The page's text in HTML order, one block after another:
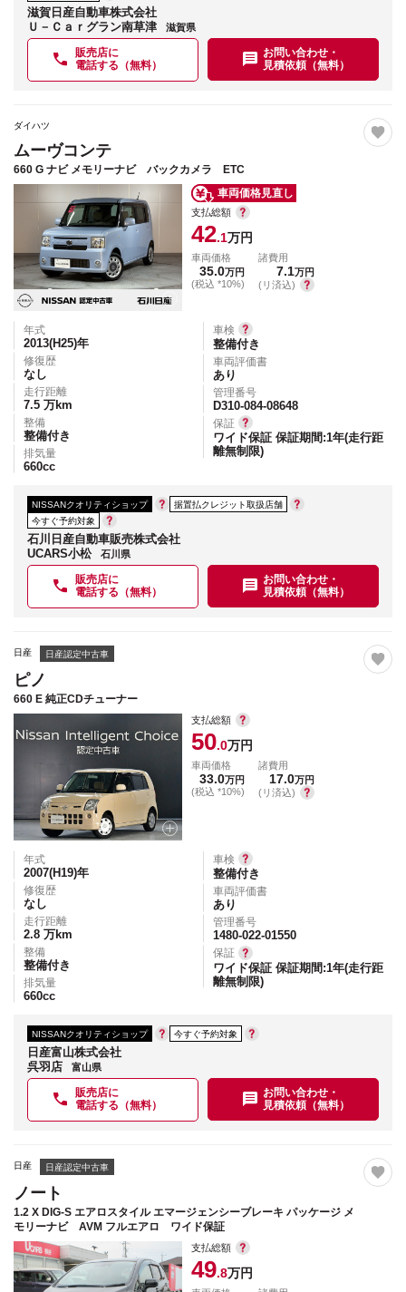
滋賀日産自動車株式会社
Ｕ－Ｃａｒグラン南草津
滋賀県
販売店に
電話する（無料）
お問い合わせ・
見積依頼（無料）
ダイハツ
ムーヴコンテ
660 G ナビ メモリーナビ バックカメラ ETC
車両価格見直し
支払総額
42.1万円
車両価格
35.0万円
(税込 *10%)
諸費用
7.1万円
(リ済込)
年式
2013(H25)年
修復歴
なし
走行距離
7.5 万km
整備
整備付き
排気量
660cc
車検
整備付き
車両評価書
あり
管理番号
D310-084-08648
保証
ワイド保証 保証期間:1年(走行距
離無制限)
NISSANクオリティショップ
据置払クレジット取扱店舗
今すぐ予約対象
石川日産自動車販売株式会社
UCARS小松
石川県
販売店に
電話する（無料）
お問い合わせ・
見積依頼（無料）
日産 日産認定中古車
ピノ
660 E 純正CDチューナー
支払総額
50.0万円
車両価格
33.0万円
(税込 *10%)
諸費用
17.0万円
(リ済込)
年式
2007(H19)年
修復歴
なし
走行距離
2.8 万km
整備
整備付き
排気量
660cc
車検
整備付き
車両評価書
あり
管理番号
1480-022-01550
保証
ワイド保証 保証期間:1年(走行距
離無制限)
NISSANクオリティショップ 今すぐ予約対象
日産富山株式会社
呉羽店
富山県
販売店に
電話する（無料）
お問い合わせ・
見積依頼（無料）
日産 日産認定中古車
ノート
1.2 X DIG-S エアロスタイル エマージェンシーブレーキ パッケージ メ
モリーナビ AVM フルエアロ ワイド保証
支払総額
49.8万円